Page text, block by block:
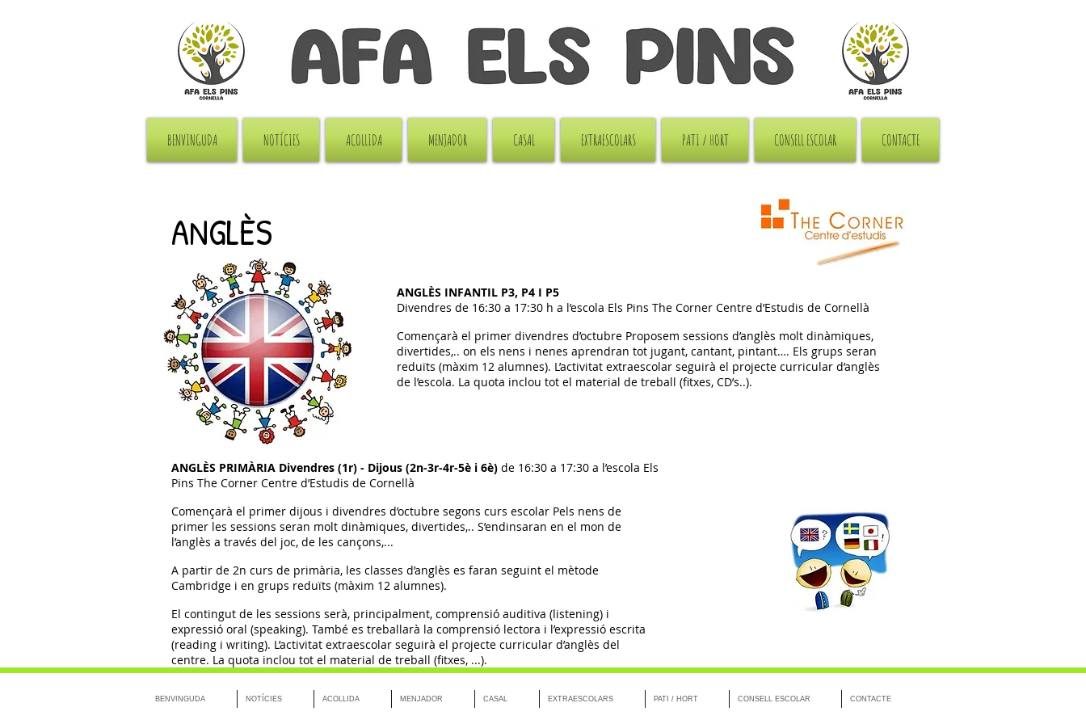
BENVINGUDA NOTÍCIES ACOLLIDA MENJADOR CASAL EXTRAESCOLARS PATI / HORT CONSELL ESCOLAR CONTACTE
ANGLÈS
ANGLÈS INFANTIL P3, P4 I P5
Divendres de 16:30 a 17:30 h a l’escola Els Pins The Corner Centre d’Estudis de Cornellà
Començarà el primer divendres d’octubre Proposem sessions d’anglès molt dinàmiques,
divertides,.. on els nens i nenes aprendran tot jugant, cantant, pintant…. Els grups seran
reduïts (màxim 12 alumnes). L’activitat extraescolar seguirà el projecte curricular d’anglès
de l’escola. La quota inclou tot el material de treball (fitxes, CD’s..).
ANGLÈS PRIMÀRIA Divendres (1r) - Dijous (2n-3r-4r-5è i 6è) de 16:30 a 17:30 a l’escola Els
Pins The Corner Centre d’Estudis de Cornellà
Començarà el primer dijous i divendres d’octubre segons curs escolar Pels nens de
primer les sessions seran molt dinàmiques, divertides,.. S’endinsaran en el mon de
l’anglès a través del joc, de les cançons,...
A partir de 2n curs de primària, les classes d’anglès es faran seguint el mètode
Cambridge i en grups reduïts (màxim 12 alumnes).
El contingut de les sessions serà, principalment, comprensió auditiva (listening) i
expressió oral (speaking). També es treballarà la comprensió lectora i l’expressió escrita
(reading i writing). L’activitat extraescolar seguirà el projecte curricular d’anglès del
centre. La quota inclou tot el material de treball (fitxes, ...).
BENVINGUDA NOTÍCIES ACOLLIDA MENJADOR CASAL EXTRAESCOLARS PATI / HORT CONSELL ESCOLAR CONTACTE